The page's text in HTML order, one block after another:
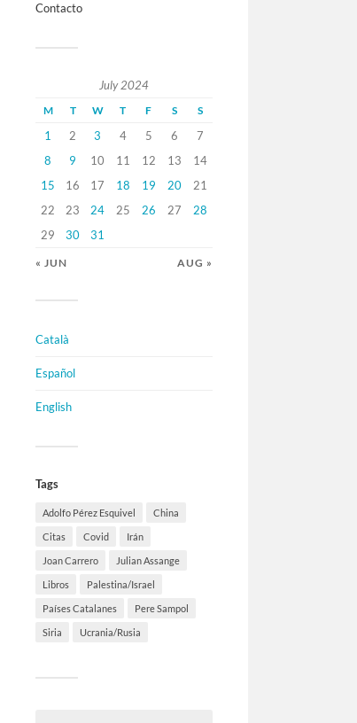
Contacto
July 2024
M T W T F S S
1 2 3 4 5 6
7
8
9 10 11 12 13
14
15
16 17 18 19 20
21
22
23 24 25 26 27
28
29
30 31
« JUN AUG »
Català
Español
English
Tags
Adolfo Pérez Esquivel China
Citas Covid Irán
Joan Carrero Julian Assange
Libros Palestina/Israel
Países Catalanes Pere Sampol
Siria Ucrania/Rusia